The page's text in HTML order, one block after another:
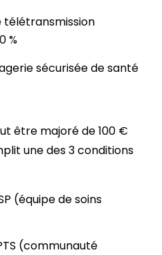
télétransmission
%
sécurisée de santé
être majoré de 100 €
une des 3 conditions
(équipe de soins
(communauté